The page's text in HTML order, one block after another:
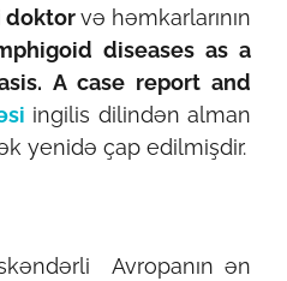
doktorvə həmkarlarının
diseases as a
A case report and
ingilis dilindən alman
yenidə çap edilmişdir.
Avropanın ən